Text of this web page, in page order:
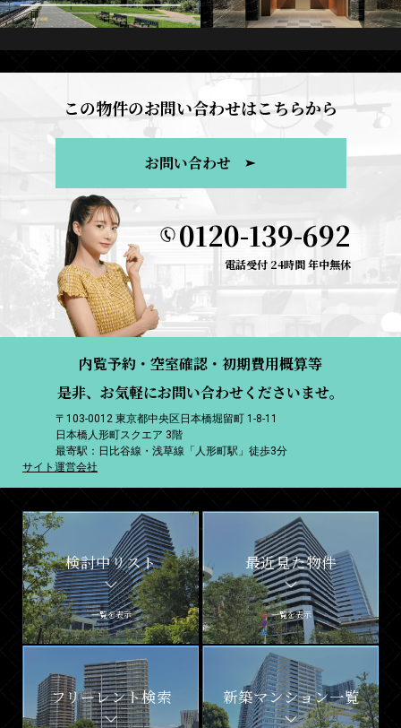
この物件のお問い合わせはこちらから
お問い合わせ
0120-139-692
電話受付 24時間 年中無休
内覧予約・空室確認・初期費用概算等
是非、お気軽にお問い合わせくださいませ。
〒103-0012 東京都中央区日本橋堀留町 1-8-11
日本橋人形町スクエア 3階
最寄駅：日比谷線・浅草線「人形町駅」徒歩3分
サイト運営会社
検討中リスト
一覧を表示
最近見た物件
一覧を表示
フリーレント検索 新築マンション一覧